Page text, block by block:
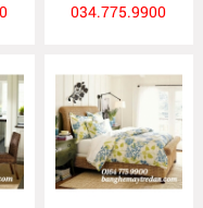
034.775.9900